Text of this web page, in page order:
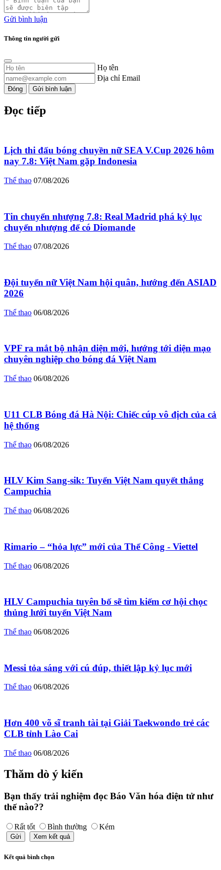
Gửi bình luận
Thông tin người gửi
Họ tên
Địa chỉ Email
Đóng Gửi bình luận
Đọc tiếp
Lịch thi đấu bóng chuyền nữ SEA V.Cup 2026 hôm
nay 7.8: Việt Nam gặp Indonesia
Thể thao 07/08/2026
Tin chuyển nhượng 7.8: Real Madrid phá kỷ lục
chuyển nhượng để có Diomande
Thể thao 07/08/2026
Đội tuyển nữ Việt Nam hội quân, hướng đến ASIAD
2026
Thể thao 06/08/2026
VPF ra mắt bộ nhận diện mới, hướng tới diện mạo
chuyên nghiệp cho bóng đá Việt Nam
Thể thao 06/08/2026
U11 CLB Bóng đá Hà Nội: Chiếc cúp vô địch của cả
hệ thống
Thể thao 06/08/2026
HLV Kim Sang-sik: Tuyển Việt Nam quyết thắng
Campuchia
Thể thao 06/08/2026
Rimario – “hỏa lực” mới của Thể Công - Viettel
Thể thao 06/08/2026
HLV Campuchia tuyên bố sẽ tìm kiếm cơ hội chọc
thủng lưới tuyển Việt Nam
Thể thao 06/08/2026
Messi tỏa sáng với cú đúp, thiết lập kỷ lục mới
Thể thao 06/08/2026
Hơn 400 võ sĩ tranh tài tại Giải Taekwondo trẻ các
CLB tỉnh Lào Cai
Thể thao 06/08/2026
Thăm dò ý kiến
Bạn thấy trải nghiệm đọc Báo Văn hóa điện tử như
thế nào??
Rất tốt Bình thường Kém
Gửi Xem kết quả
Kết quả bình chọn